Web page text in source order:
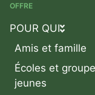
OFFRE
POUR QUI
Amis et famille
Écoles et
jeunes